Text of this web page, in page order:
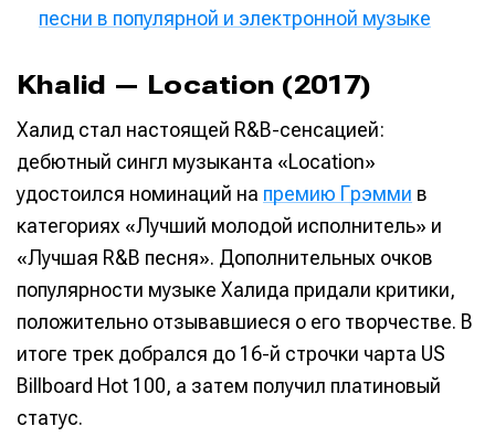
песни в популярной и электронной музыке
Khalid — Location (2017)
Халид стал настоящей R&B-сенсацией:
дебютный сингл музыканта «Location»
удостоился номинаций на премию Грэмми в
категориях «Лучший молодой исполнитель» и
«Лучшая R&B песня». Дополнительных очков
популярности музыке Халида придали критики,
положительно отзывавшиеся о его творчестве. В
итоге трек добрался до 16-й строчки чарта US
Billboard Hot 100, а затем получил платиновый
статус.